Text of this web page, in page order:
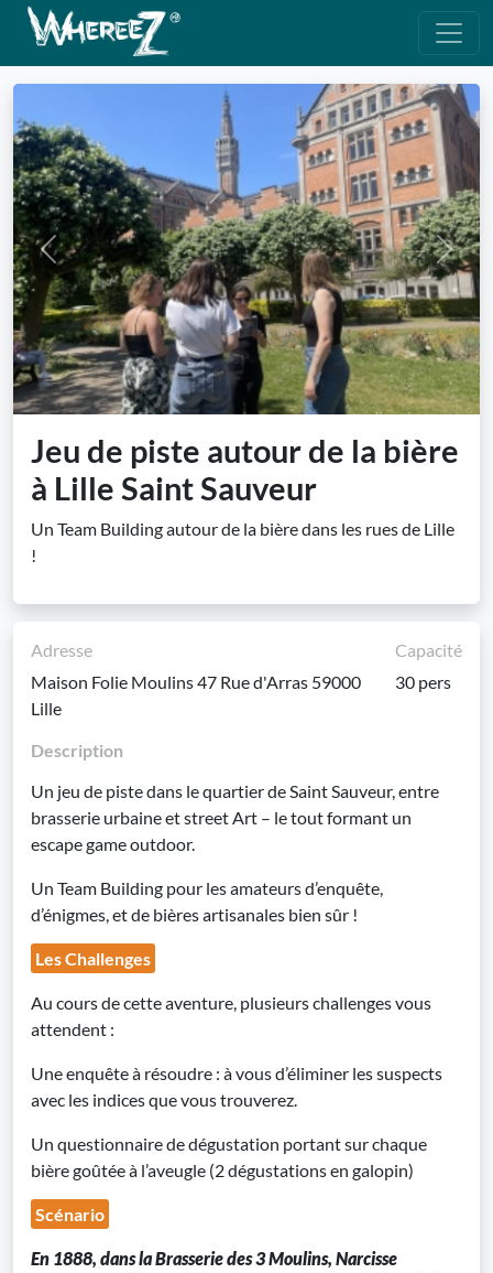
Previous Next
Jeu de piste autour de la bière
à Lille Saint Sauveur
Un Team Building autour de la bière dans les rues de Lille
!
Adresse
Maison Folie Moulins 47 Rue d'Arras 59000
Lille
Capacité
30 pers
Description
Un jeu de piste dans le quartier de Saint Sauveur, entre
brasserie urbaine et street Art – le tout formant un
escape game outdoor.
Un Team Building pour les amateurs d’enquête,
d’énigmes, et de bières artisanales bien sûr !
Les Challenges
Au cours de cette aventure, plusieurs challenges vous
attendent :
Une enquête à résoudre : à vous d’éliminer les suspects
avec les indices que vous trouverez.
Un questionnaire de dégustation portant sur chaque
bière goûtée à l’aveugle (2 dégustations en galopin)
Scénario
En 1888, dans la Brasserie des 3 Moulins, Narcisse